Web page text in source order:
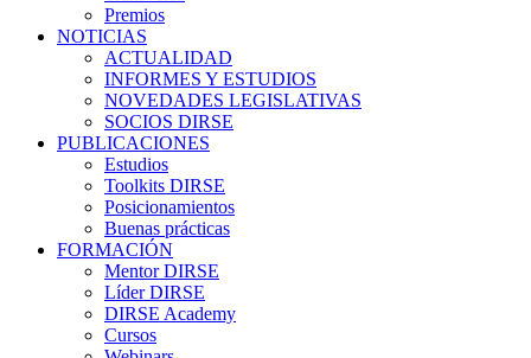
Premios
NOTICIAS
ACTUALIDAD
INFORMES Y ESTUDIOS
NOVEDADES LEGISLATIVAS
SOCIOS DIRSE
PUBLICACIONES
Estudios
Toolkits DIRSE
Posicionamientos
Buenas prácticas
FORMACIÓN
Mentor DIRSE
Líder DIRSE
DIRSE Academy
Cursos